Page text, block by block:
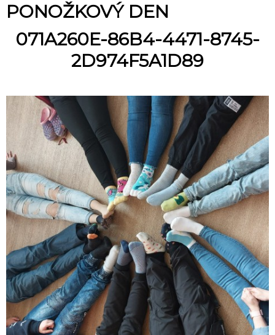
PONOŽKOVÝ DEN
071A260E-86B4-4471-8745-
2D974F5A1D89